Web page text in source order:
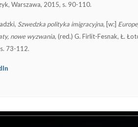
Warszawa, 2015, s. 90-110.
Szwedzka polityka imigracyjna, [w:]
nowe wyzwania, (red.) G. Firlit-Fesnak, Ł.
s. 73-112.